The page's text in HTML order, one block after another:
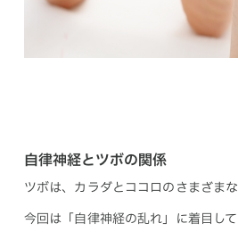
自律神経とツボの関係
ツボは、カラダとココロのさまざま
今回は「自律神経の乱れ」に着目し